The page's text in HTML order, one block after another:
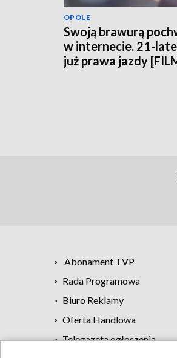
OPOLE
Swoją brawurą
w internecie. 21-
już prawa jazdy
Abonament TVP
Rada Programowa
Biuro Reklamy
Oferta Handlowa
Telegazeta ogłoszenia